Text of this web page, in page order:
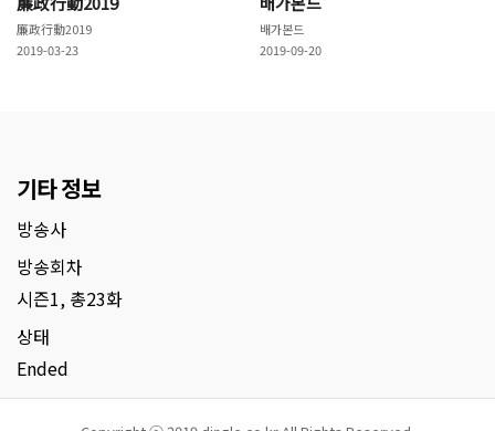
廉政行動2019
2019-03-23
배가본드
2019-09-20
기타 정보
방송사
방송회차
시즌1, 총23화
상태
Ended